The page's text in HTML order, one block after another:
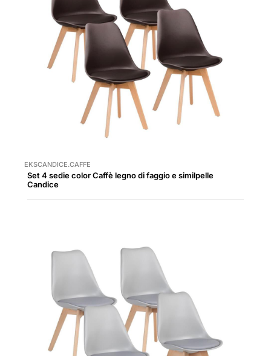
EKSCANDICE.CAFFE
Set 4 sedie color Caffè legno di faggio e similpelle
Candice